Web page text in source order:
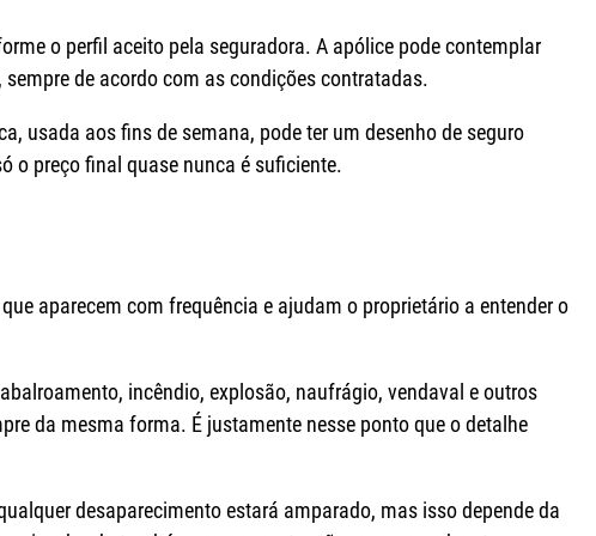
o perfil aceito pela seguradora. A apólice pode contemplar
de acordo com as condições contratadas.
usada aos fins de semana, pode ter um desenho de seguro
o preço final quase nunca é suficiente.
aparecem com frequência e ajudam o proprietário a entender o
incêndio, explosão, naufrágio, vendaval e outros
da mesma forma. É justamente nesse ponto que o detalhe
desaparecimento estará amparado, mas isso depende da